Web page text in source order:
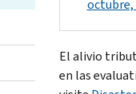
octubre,
El alivio
en las